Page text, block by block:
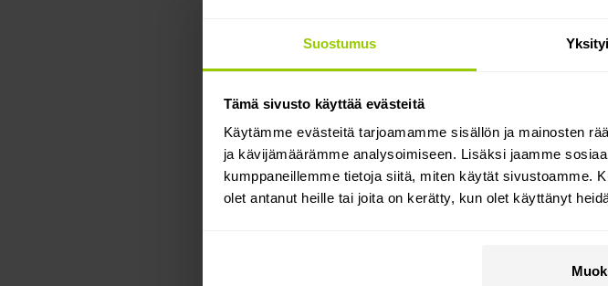
Suostumus
Tämä sivusto käyttää evästeitä
Käytämme evästeitä tarjoamamme sisällön ja mainosten
ja kävijämäärämme analysoimiseen. Lisäksi jaamme
kumppaneillemme tietoja siitä, miten käytät sivustoamme.
olet antanut heille tai joita on kerätty, kun olet käyttänyt
“Meille on tärkeää, että
koska kalustomme koostuu
RIXin edustaja pitää myös
organisoinnissa – se takaa
mobiilisovellusten avulla.